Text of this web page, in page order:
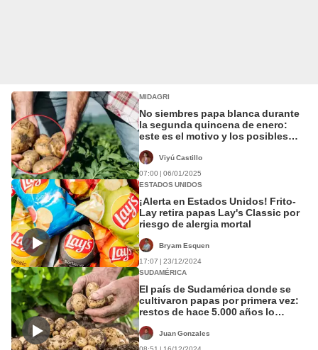
MIDAGRI
No siembres papa blanca durante
la segunda quincena de enero:
este es el motivo y los posibles
Viyú Castillo
07:00 | 06/01/2025
ESTADOS UNIDOS
¡Alerta en Estados Unidos! Frito-
Lay retira papas Lay's Classic por
riesgo de alergia mortal
Bryam Esquen
17:07 | 23/12/2024
SUDAMÉRICA
El país de Sudamérica donde se
cultivaron papas por primera vez:
restos de hace 5.000 años lo
Juan Gonzales